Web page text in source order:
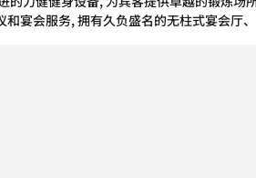
宴会服务, 拥有久负盛名的无柱式宴会厅